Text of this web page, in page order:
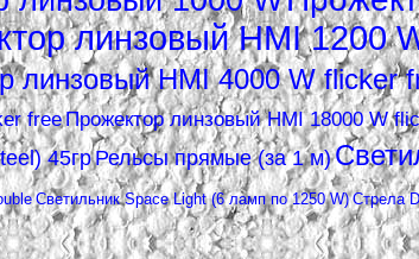
линзовый HMI 1200
линзовый HMI 4000 W flicker
freeПрожектор линзовый HMI 18000 W
45грРельсы прямые (за 1 м)
Светильник Space Light (6 ламп по 1250 W) Стрела